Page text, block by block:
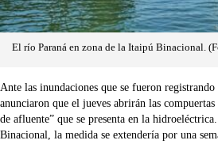
El río Paraná en zona de la Itaipú Binacional.
Ante las inundaciones que se fueron
anunciaron que el jueves abrirán las
de afluente” que se presenta en la
Binacional, la medida se extendería por una